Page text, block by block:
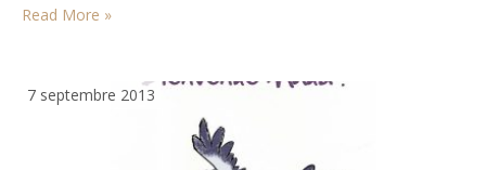
Read More »
7 septembre 2013